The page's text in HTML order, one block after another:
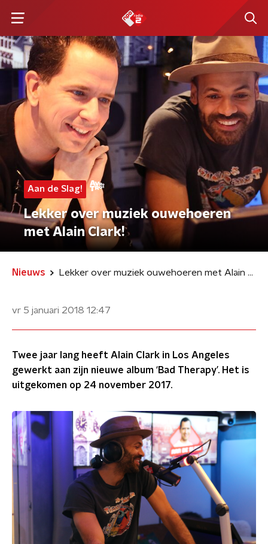
Aan de Slag!
Lekker over muziek ouwehoeren
met Alain Clark!
Nieuws Lekker over muziek ouwehoeren met Alain Clark!
vr 5 januari 2018 12:47
Twee jaar lang heeft Alain Clark in Los Angeles
gewerkt aan zijn nieuwe album ‘Bad Therapy’. Het is
uitgekomen op 24 november 2017.